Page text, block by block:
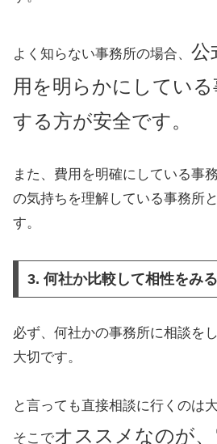
よく知らない事務所の場合、 公
用を明らかにしてい
する方が安全です。
また、費用を明確にしている事
の気持ちを理解している事務所
す。
3. 何社か比較して相性をみる
必ず、何社かの事務所に相談を
大切です。
と言っても直接相談に行くのは
そこでオススメなのが